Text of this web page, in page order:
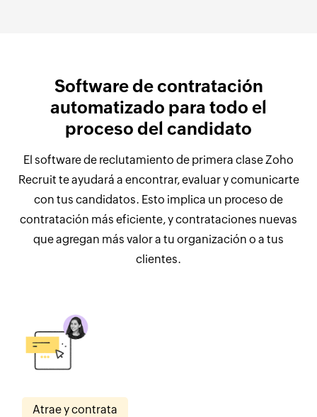
Software de contratación
automatizado para todo el
proceso del candidato
El software de reclutamiento de primera clase Zoho
Recruit te ayudará a encontrar, evaluar y comunicarte
con tus candidatos. Esto implica un proceso de
contratación más eficiente, y contrataciones nuevas
que agregan más valor a tu organización o a tus
clientes.
Atrae y contrata